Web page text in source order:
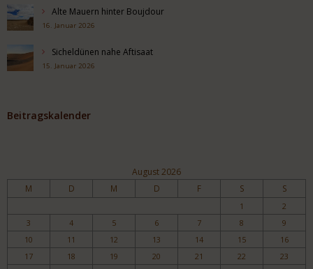
Alte Mauern hinter Boujdour
16. Januar 2026
Sicheldünen nahe Aftisaat
15. Januar 2026
Beitragskalender
August 2026
M D M D F S S
1
2
3
4 5 6 7 8
9
10
11 12 13 14 15
16
17
18 19 20 21 22
23